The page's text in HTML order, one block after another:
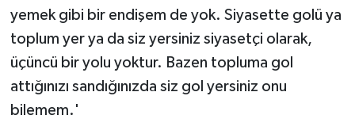
yemek gibi bir endişem de yok. Siyasette golü ya
toplum yer ya da siz yersiniz siyasetçi olarak,
üçüncü bir yolu yoktur. Bazen topluma gol
attığınızı sandığınızda siz gol yersiniz onu
bilemem.'